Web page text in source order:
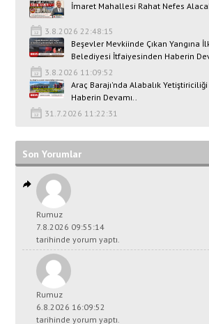
İmaret Mahallesi Rahat Nefes
3.8.2026 22:48:15
Beşevler Mevkiinde Çıkan Yangına
Belediyesi İtfaiyesinden Haberin
3.8.2026 11:09:52
Araç Barajı'nda Alabalık
Haberin Devamı..
31.7.2026 11:22:31
Son Yorumlar
Rumuz
7.8.2026 09:55:14
tarihinde yorum yaptı.
Rumuz
6.8.2026 16:09:52
tarihinde yorum yaptı.